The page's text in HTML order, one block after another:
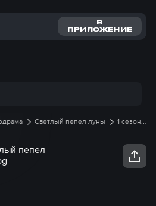
В
ПРИЛОЖЕНИЕ
Светлый пепел луны
1 сезон